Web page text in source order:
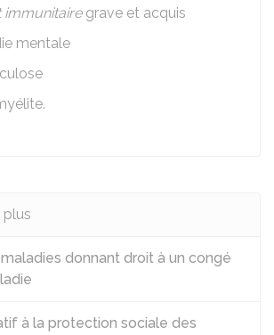
immunitairegrave et acquis
mentale
plus
donnant droit à un congé
à la protection sociale des